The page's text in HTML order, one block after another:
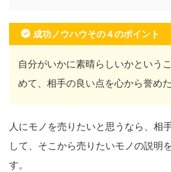
成功ノウハウその４のポイント
自分がいかに素晴らしいかという
めて、相手の良い点を心から誉めた
人にモノを売りたいと思うなら、相
して、そこから売りたいモノの説明
す。